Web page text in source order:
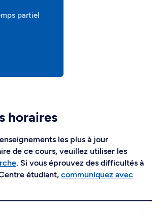
partiel
horaires
les plus à jour
de ce cours, veuillez utiliser les
. Si vous éprouvez des difficultés à
étudiant, communiquez avec